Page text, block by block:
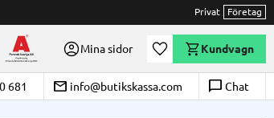
Privat Företag
Mina sidor Önskelista
Kundvagn
681 email info@butikskassa.com chat_bubble_outline Chat